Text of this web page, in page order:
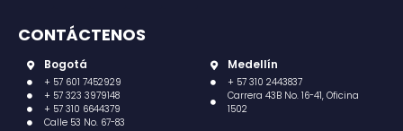
CONTÁCTENOS
Bogotá
+ 57 601 7452929
+ 57 323 3979148
+ 57 310 6644379
Calle 53 No. 67-83
Medellín
+ 57 310 2443837
Carrera 43B No. 16-41, Oficina
1502